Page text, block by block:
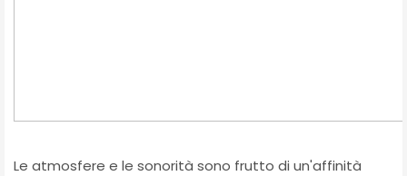
Le atmosfere e le sonorità sono frutto di un'affinità